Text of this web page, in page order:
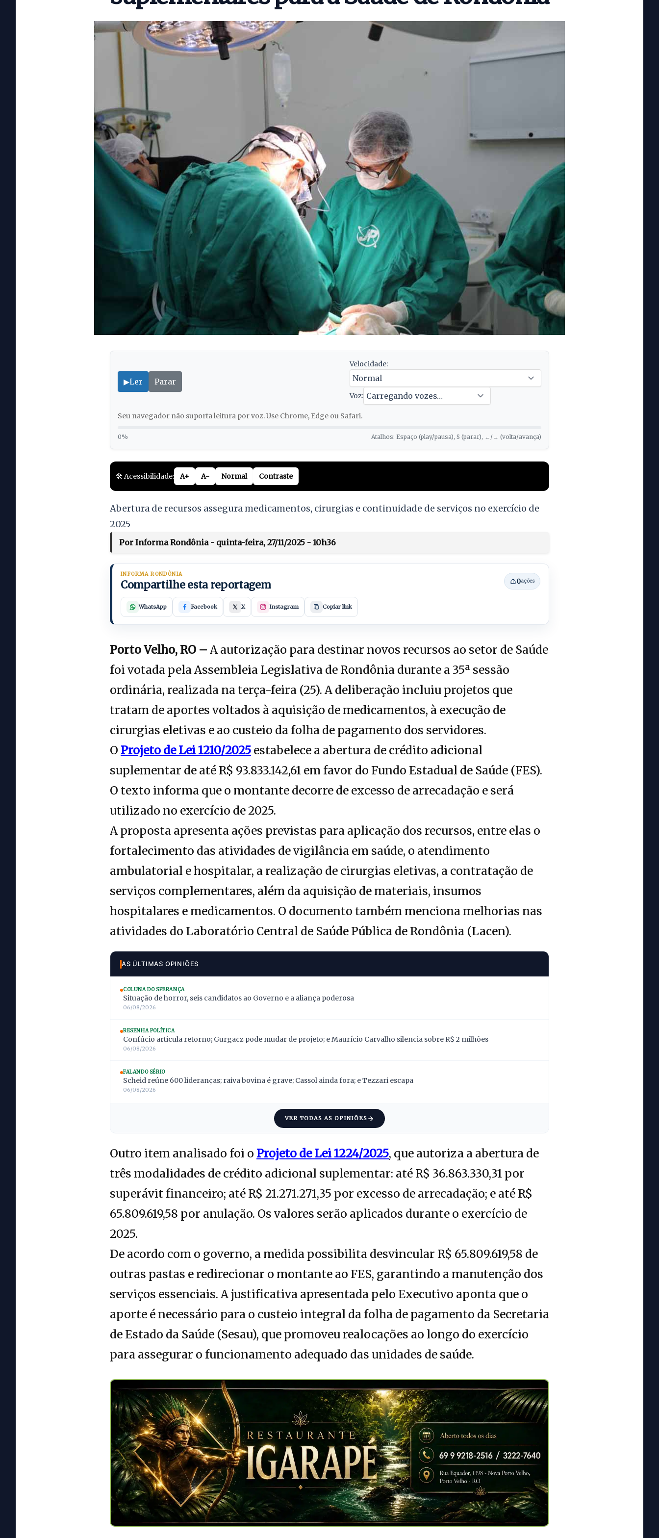
▶Ler Parar
Velocidade:
Voz:
Seu navegador não suporta leitura por voz. Use Chrome, Edge ou Safari.
0% Atalhos: Espaço (play/pausa), S (parar), ←/→ (volta/avança)
🛠️ Acessibilidade: A+ A- Normal Contraste
Abertura de recursos assegura medicamentos, cirurgias e continuidade de serviços no exercício de
2025
Por Informa Rondônia - quinta-feira, 27/11/2025 - 10h36
INFORMA RONDÔNIA
Compartilhe esta reportagem 0ações
WhatsApp Facebook X Instagram Copiar link
Porto Velho, RO – A autorização para destinar novos recursos ao setor de Saúde
foi votada pela Assembleia Legislativa de Rondônia durante a 35ª sessão
ordinária, realizada na terça-feira (25). A deliberação incluiu projetos que
tratam de aportes voltados à aquisição de medicamentos, à execução de
cirurgias eletivas e ao custeio da folha de pagamento dos servidores.
O Projeto de Lei 1210/2025 estabelece a abertura de crédito adicional
suplementar de até R$ 93.833.142,61 em favor do Fundo Estadual de Saúde (FES).
O texto informa que o montante decorre de excesso de arrecadação e será
utilizado no exercício de 2025.
A proposta apresenta ações previstas para aplicação dos recursos, entre elas o
fortalecimento das atividades de vigilância em saúde, o atendimento
ambulatorial e hospitalar, a realização de cirurgias eletivas, a contratação de
serviços complementares, além da aquisição de materiais, insumos
hospitalares e medicamentos. O documento também menciona melhorias nas
atividades do Laboratório Central de Saúde Pública de Rondônia (Lacen).
AS ÚLTIMAS OPINIÕES
COLUNA DO SPERANÇA
Situação de horror, seis candidatos ao Governo e a aliança poderosa
06/08/2026
RESENHA POLÍTICA
Confúcio articula retorno; Gurgacz pode mudar de projeto; e Maurício Carvalho silencia sobre R$ 2 milhões
06/08/2026
FALANDO SÉRIO
Scheid reúne 600 lideranças; raiva bovina é grave; Cassol ainda fora; e Tezzari escapa
06/08/2026
VER TODAS AS OPINIÕES
Outro item analisado foi o Projeto de Lei 1224/2025, que autoriza a abertura de
três modalidades de crédito adicional suplementar: até R$ 36.863.330,31 por
superávit financeiro; até R$ 21.271.271,35 por excesso de arrecadação; e até R$
65.809.619,58 por anulação. Os valores serão aplicados durante o exercício de
2025.
De acordo com o governo, a medida possibilita desvincular R$ 65.809.619,58 de
outras pastas e redirecionar o montante ao FES, garantindo a manutenção dos
serviços essenciais. A justificativa apresentada pelo Executivo aponta que o
aporte é necessário para o custeio integral da folha de pagamento da Secretaria
de Estado da Saúde (Sesau), que promoveu realocações ao longo do exercício
para assegurar o funcionamento adequado das unidades de saúde.